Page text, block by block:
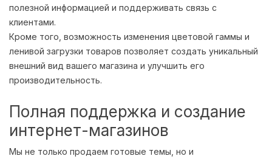
полезной информацией и поддерживать связь с
клиентами.
Кроме того, возможность изменения цветовой гаммы и
ленивой загрузки товаров позволяет создать уникальный
внешний вид вашего магазина и улучшить его
производительность.
Полная поддержка и создание
интернет-магазинов
Мы не только продаем готовые темы, но и